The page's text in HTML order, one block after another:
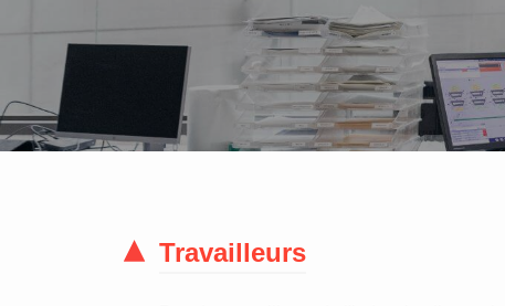
Travailleurs